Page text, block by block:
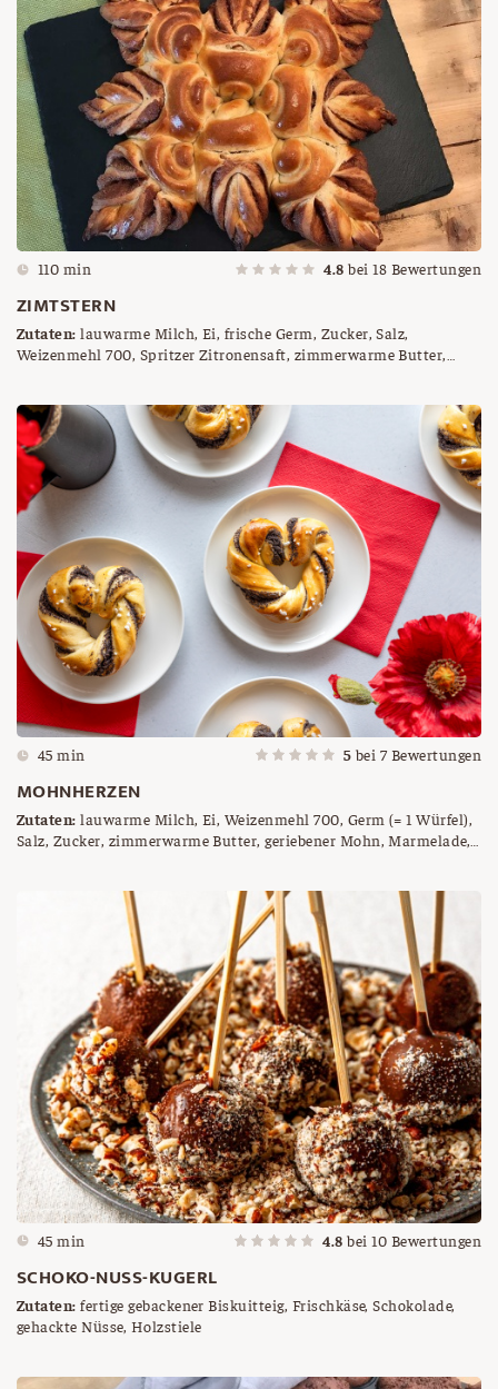
110 min 4.8 bei18 Bewertungen
ZIMTSTERN
Zutaten: lauwarme Milch, Ei, frische Germ, Zucker, Salz,
Weizenmehl 700, Spritzer Zitronensaft, zimmerwarme Butter,
45 min 5 bei 7Bewertungen
MOHNHERZEN
Zutaten: lauwarme Milch, Ei, Weizenmehl 700, Germ (= 1 Würfel),
Salz, Zucker, zimmerwarme Butter, geriebener Mohn, Marmelade,
45 min 4.8 bei10 Bewertungen
SCHOKO-NUSS-KUGERL
Zutaten: fertige gebackener Biskuitteig, Frischkäse, Schokolade,
gehackte Nüsse, Holzstiele